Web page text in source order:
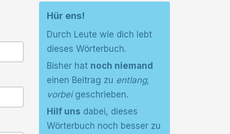
Hür ens!
Durch Leute wie dich lebt
dieses Wörterbuch.
Bisher hat noch niemand
einen Beitrag zu entlang,
vorbeigeschrieben.
Hilf uns dabei, dieses
Wörterbuch noch besser zu